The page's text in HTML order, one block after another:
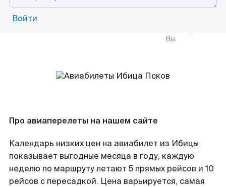
Войти
Вы
Про авиаперелеты на нашем сайте
Календарь низких цен на авиабилет из Ибицы
показывает выгодные месяца в году, каждую
неделю по маршруту летают 5 прямых рейсов и 10
рейсов с пересадкой. Цена варьируется, самая